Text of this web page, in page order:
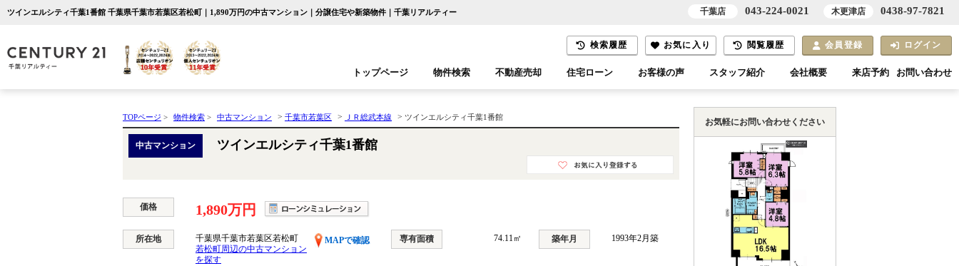
ツインエルシティ千葉1番館 千葉県千葉市若葉区若松町｜1,890万円の中古マンション｜分譲住宅や新築物件｜千葉リアルティー
検索履歴 お気に入り 閲覧履歴 会員登録 ログイン
トップページ 物件検索
千葉エリア 木更津エリア
不動産売却 住宅ローン お客様の声 スタッフ紹介 会社概要 来店予約 お問い合わせ
TOPページ > 物件検索 > 中古マンション > 千葉市若葉区 > ＪＲ総武本線 > ツインエルシティ千葉1番館
中古マンション ツインエルシティ千葉1番館
価格 1,890万円
所在地 千葉県千葉市若葉区若松町
MAPで確認
若松町周辺の中古マンション
を探す
専有面積 74.11㎡ 築年月 1993年2月築
お気軽にお問い合わせください
千葉店 043-224-0021 木更津店 0438-97-7821